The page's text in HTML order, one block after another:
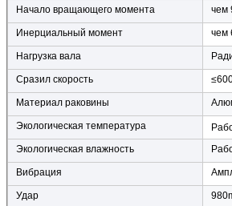
Начало вращающего момента чем
Инерциальный момент чем
Нагрузка вала
Сразил скорость
Материал раковины
Экологическая температура
Экологическая влажность
Вибрация
Удар